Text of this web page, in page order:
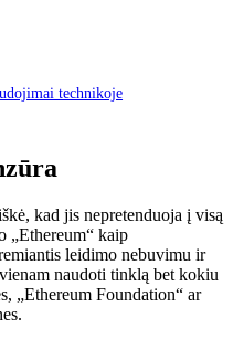
technikoje
kad jis nepretenduoja į visą
„Ethereum“ kaip
leidimo nebuvimu ir
naudoti tinklą bet kokiu
„Ethereum Foundation“ ar